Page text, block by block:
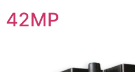
42MP